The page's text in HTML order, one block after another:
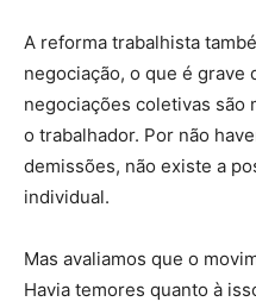
A reforma trabalhista
negociação, o que é grave
negociações coletivas são
o trabalhador. Por não
demissões, não existe a
individual.
Mas avaliamos que o
Havia temores quanto à